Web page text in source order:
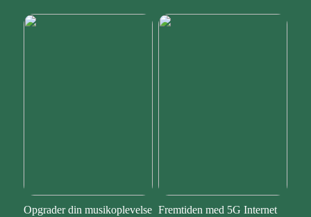
Opgrader din musikoplevelse Fremtiden med 5G Internet